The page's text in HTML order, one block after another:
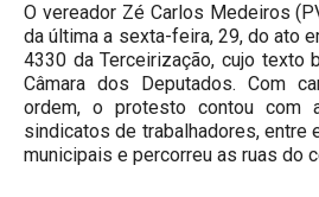
O vereador Zé Carlos Medeiros
da última a sexta-feira, 29, do ato
4330 da Terceirização, cujo texto
Câmara dos Deputados. Com
ordem, o protesto contou com
sindicatos de trabalhadores,
municipais e percorreu as ruas do